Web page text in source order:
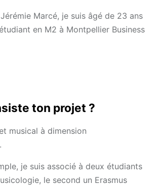
Marcé, je suis âgé de 23 ans
en M2 à Montpellier Business
ton projet ?
musical à dimension
je suis associé à deux étudiants
le second un Erasmus